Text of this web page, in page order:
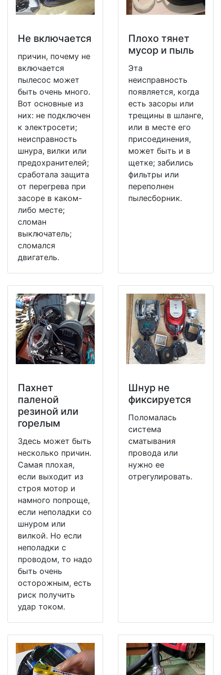
Не включается
причин, почему не
включается
пылесос может
быть очень много.
Вот основные из
них: не подключен
к электросети;
неисправность
шнура, вилки или
предохранителей;
сработала защита
от перегрева при
засоре в каком-
либо месте;
сломан
выключатель;
сломался
двигатель.
Плохо тянет
мусор и пыль
Эта
неисправность
появляется, когда
есть засоры или
трещины в шланге,
или в месте его
присоединения,
может быть и в
щетке; забились
фильтры или
переполнен
пылесборник.
Пахнет
паленой
резиной или
горелым
Здесь может быть
несколько причин.
Самая плохая,
если выходит из
строя мотор и
намного попроще,
если неполадки со
шнуром или
вилкой. Но если
неполадки с
проводом, то надо
быть очень
осторожным, есть
риск получить
удар током.
Шнур не
фиксируется
Поломалась
система
сматывания
провода или
нужно ее
отрегулировать.